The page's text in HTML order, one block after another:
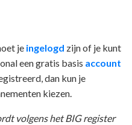
je ingelogd zijn of je kunt
een gratis basis account
dan kun je
kiezen.
volgens het BIG register